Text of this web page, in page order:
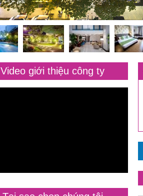
Video giới thiệu công ty